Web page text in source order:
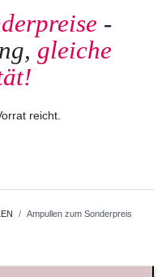
-
gleiche
reicht.
Ampullen zum Sonderpreis